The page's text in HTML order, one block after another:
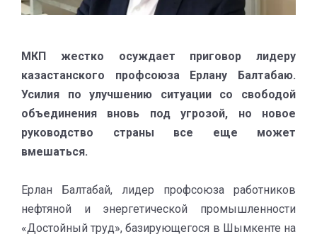
МКП жестко осуждает приговор лидеру
казастанского профсоюза Ерлану Балтабаю.
Усилия по улучшению ситуации со свободой
объединения вновь под угрозой, но новое
руководство страны все еще может
вмешаться.
Ерлан Балтабай, лидер профсоюза работников
нефтяной и энергетической промышленности
«Достойный труд», базирующегося в Шымкенте на